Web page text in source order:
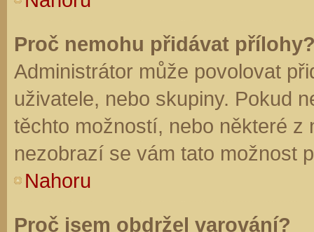
Proč nemohu přidávat
Administrátor může povolovat
uživatele, nebo skupiny. Pokud
těchto možností, nebo některé z
nezobrazí se vám tato možnost
Nahoru
Proč jsem obdržel varování?